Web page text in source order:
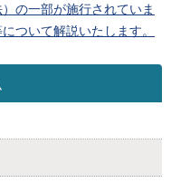
の一部が施行されていま
ついて解説いたします。